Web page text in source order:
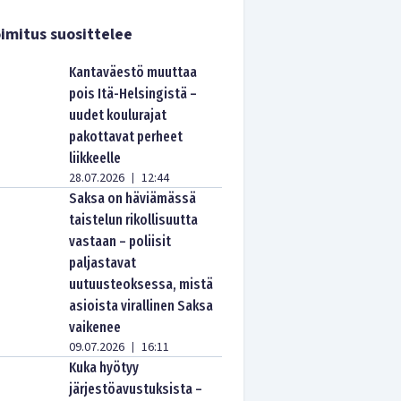
suosittelee
Kantaväestö muuttaa
pois Itä-Helsingistä –
uudet koulurajat
pakottavat perheet
liikkeelle
28.07.2026 | 12:44
Saksa on häviämässä
taistelun rikollisuutta
vastaan – poliisit
paljastavat
uutuusteoksessa, mistä
asioista virallinen Saksa
vaikenee
09.07.2026 | 16:11
Kuka hyötyy
järjestöavustuksista –